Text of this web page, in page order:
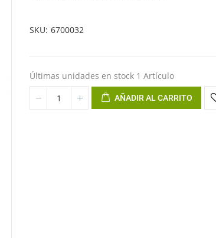
SKU 6700032
Últimas unidades en stock 1 Artículo
AÑADIR AL CARRITO